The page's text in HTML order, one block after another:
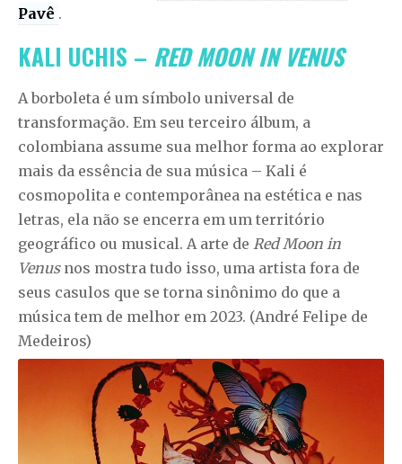
Pavê .
KALI UCHIS – RED MOON IN VENUS
A borboleta é um símbolo universal de
transformação. Em seu terceiro álbum, a
colombiana assume sua melhor forma ao explorar
mais da essência de sua música – Kali é
cosmopolita e contemporânea na estética e nas
letras, ela não se encerra em um território
geográfico ou musical. A arte de Red Moon in
Venusnos mostra tudo isso, uma artista fora de
seus casulos que se torna sinônimo do que a
música tem de melhor em 2023. (André Felipe de
Medeiros)